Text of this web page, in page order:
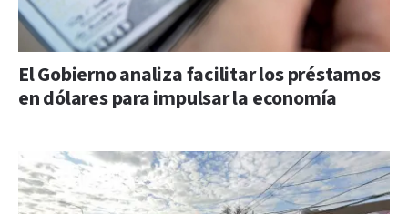
El Gobierno analiza facilitar los préstamos
en dólares para impulsar la economía